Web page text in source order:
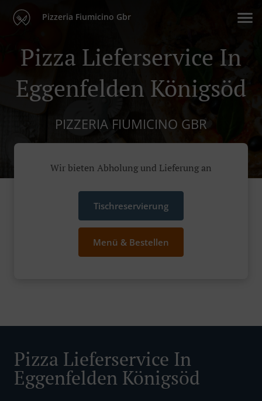
Pizzeria Fiumicino Gbr
Pizza Lieferservice In
Eggenfelden Königsöd
PIZZERIA FIUMICINO GBR
Wir bieten Abholung und Lieferung an
Tischreservierung
Menü & Bestellen
Pizza Lieferservice In
Eggenfelden Königsöd